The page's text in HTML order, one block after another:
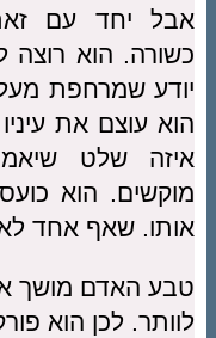
אבל יחד עם
כשורה. הוא
יודע שמרחפת
הוא עוצם את
איזה שלט
מוקשים. הוא
אותו. שאף אחד לא
טבע האדם מושך
לוותר. לכן הוא